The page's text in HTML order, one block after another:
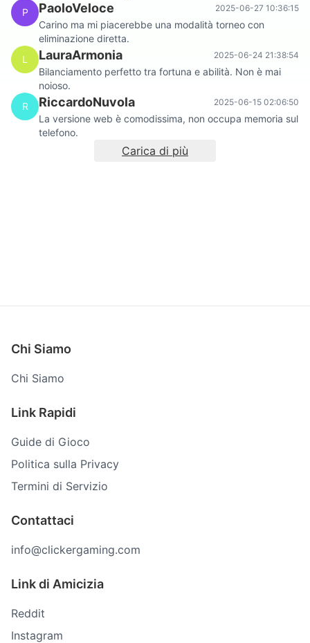
P
PaoloVeloce 2025-06-27 10:36:15
Carino ma mi piacerebbe una modalità torneo con
eliminazione diretta.
L
LauraArmonia 2025-06-24 21:38:54
Bilanciamento perfetto tra fortuna e abilità. Non è mai
noioso.
R
RiccardoNuvola 2025-06-15 02:06:50
La versione web è comodissima, non occupa memoria sul
telefono.
Carica di più
Chi Siamo
Chi Siamo
Link Rapidi
Guide di Gioco
Politica sulla Privacy
Termini di Servizio
Contattaci
info@clickergaming.com
Link di Amicizia
Reddit
Instagram